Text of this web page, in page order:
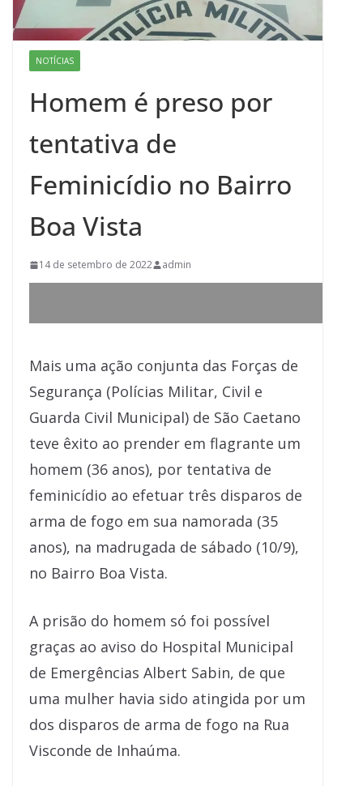
NOTÍCIAS
Homem é preso por
tentativa de
Feminicídio no Bairro
Boa Vista
14 de setembro de 2022 admin
Mais uma ação conjunta das Forças de
Segurança (Polícias Militar, Civil e
Guarda Civil Municipal) de São Caetano
teve êxito ao prender em flagrante um
homem (36 anos), por tentativa de
feminicídio ao efetuar três disparos de
arma de fogo em sua namorada (35
anos), na madrugada de sábado (10/9),
no Bairro Boa Vista.
A prisão do homem só foi possível
graças ao aviso do Hospital Municipal
de Emergências Albert Sabin, de que
uma mulher havia sido atingida por um
dos disparos de arma de fogo na Rua
Visconde de Inhaúma.